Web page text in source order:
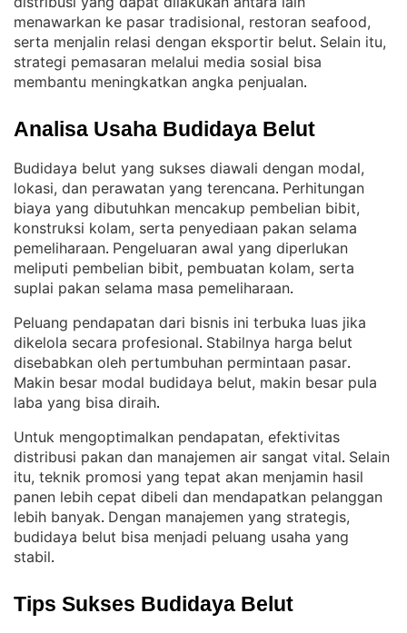
menawarkan ke pasar tradisional, restoran seafood,
serta menjalin relasi dengan eksportir belut. Selain itu,
strategi pemasaran melalui media sosial bisa
membantu meningkatkan angka penjualan.
Analisa Usaha Budidaya Belut
Budidaya belut yang sukses diawali dengan modal,
lokasi, dan perawatan yang terencana. Perhitungan
biaya yang dibutuhkan mencakup pembelian bibit,
konstruksi kolam, serta penyediaan pakan selama
pemeliharaan. Pengeluaran awal yang diperlukan
meliputi pembelian bibit, pembuatan kolam, serta
suplai pakan selama masa pemeliharaan.
Peluang pendapatan dari bisnis ini terbuka luas jika
dikelola secara profesional. Stabilnya harga belut
disebabkan oleh pertumbuhan permintaan pasar
Makin besar modal budidaya belut, makin besar pula
laba yang bisa diraih.
Untuk mengoptimalkan pendapatan, efektivitas
distribusi pakan dan manajemen air sangat vital. Selain
itu, teknik promosi yang tepat akan menjamin hasil
panen lebih cepat dibeli dan mendapatkan pelanggan
lebih banyak. Dengan manajemen yang strategis,
budidaya belut bisa menjadi peluang usaha yang
stabil.
Tips Sukses Budidaya Belut